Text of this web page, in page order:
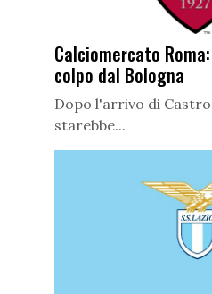
Calciomercato
colpo dal Bologna
Dopo l'arrivo di Castro
starebbe...